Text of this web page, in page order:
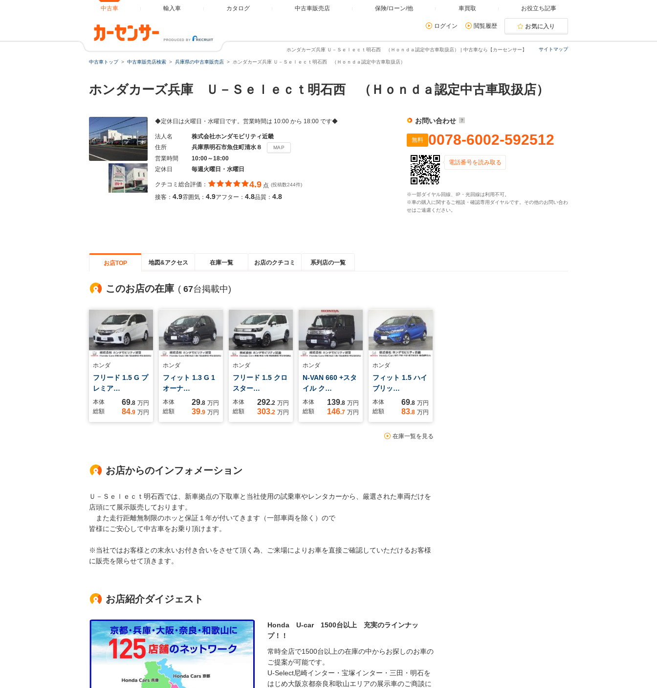
中古車 輸入車 カタログ 中古車販売店 保険/ローン/他 車買取 お役立ち記事
ログイン 閲覧履歴 お気に入り
サイトマップ
ホンダカーズ兵庫 Ｕ－Ｓｅｌｅｃｔ明石西 （Ｈｏｎｄａ認定中古車取扱店） | 中古車なら【カーセンサー】
中古車トップ 中古車販売店検索 兵庫県の中古車販売店 ホンダカーズ兵庫 Ｕ－Ｓｅｌｅｃｔ明石西 （Ｈｏｎｄａ認定中古車取扱店）
ホンダカーズ兵庫 Ｕ－Ｓｅｌｅｃｔ明石西 （Ｈｏｎｄａ認定中古車取扱店）
◆定休日は火曜日・水曜日です。営業時間は 10:00 から 18:00 です◆
法人名
株式会社ホンダモビリティ近畿
住所
兵庫県明石市魚住町清水８ MAP
営業時間
10:00～18:00
定休日
毎週火曜日・水曜日
クチコミ総合評価： 4.9 点 (投稿数244件)
接客： 4.9雰囲気： 4.9アフター： 4.8品質： 4.8
お問い合わせ
無料 0078-6002-592512
電話番号を読み取る
※一部ダイヤル回線、IP・光回線は利用不可。
※車の購入に関するご相談・確認専用ダイヤルです。その他のお問い合わ
せはご遠慮ください。
お店TOP 地図&アクセス 在庫一覧 お店のクチコミ 系列店の一覧
このお店の在庫 ( 67台掲載中)
ホンダ
フリード 1.5 G プ
レミア…
本体 69.8 万円
総額
84.9 万円
ホンダ
フィット 1.3 G 1
オーナ…
本体 29.8 万円
総額
39.9 万円
ホンダ
フリード 1.5 クロ
スター…
本体 292.2 万円
総額
303.2 万円
ホンダ
N-VAN 660 +スタ
イル ク…
本体 139.8 万円
総額
146.7 万円
ホンダ
フィット 1.5 ハイ
ブリッ…
本体 69.8 万円
総額
83.8 万円
在庫一覧を見る
お店からのインフォメーション
Ｕ－Ｓｅｌｅｃｔ明石西では、新車拠点の下取車と当社使用の試乗車やレンタカーから、厳選された車両だけを
店頭にて展示販売しております。
また走行距離無制限のホッと保証１年が付いてきます（一部車両を除く）ので
皆様にご安心して中古車をお乗り頂けます。
※当社ではお客様との末永いお付き合いをさせて頂く為、ご来場によりお車を直接ご確認していただけるお客様
に販売を限らせて頂きます。
お店紹介ダイジェスト
Honda U-car 1500台以上 充実のラインナッ
プ！！
常時全店で1500台以上の在庫の中からお探しのお車の
ご提案が可能です。
U-Select尼崎インター・宝塚インター・三田・明石を
はじめ大阪京都奈良和歌山エリアの展示車のご商談に